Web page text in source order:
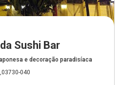
Sushi Bar
e decoração paradisíaca
040